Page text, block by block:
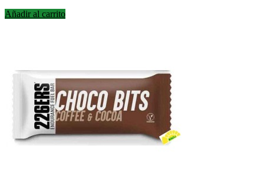
Añadir al carrito